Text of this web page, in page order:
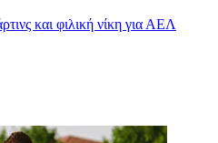
και φιλική νίκη για ΑΕΛ